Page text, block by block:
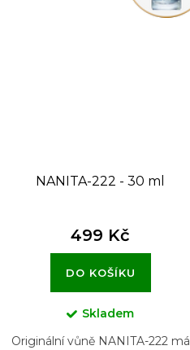
NANITA-222 - 30 ml
499 Kč
DO KOŠÍKU
Skladem
Originální vůně NANITA-222 má